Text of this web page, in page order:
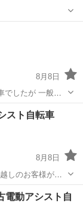
8月8日
でしたが 一般電
けです）タイヤ
ついてます。1
自転車
スト自転車
8月8日
しのお客様が増
新車を買う予算
ンチ
電動アシスト自